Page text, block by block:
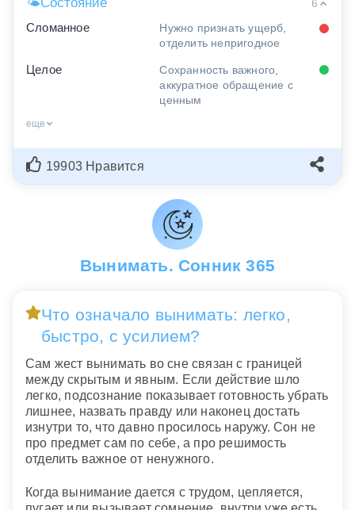
🌤Состояние
6
Сломанное
Нужно признать ущерб,
отделить непригодное
Целое
Сохранность важного,
аккуратное обращение с
ценным
еще
19903 Нравится
Вынимать. Сонник 365
Что означало вынимать: легко,
быстро, с усилием?
Сам жест вынимать во сне связан с границей
между скрытым и явным. Если действие шло
легко, подсознание показывает готовность убрать
лишнее, назвать правду или наконец достать
изнутри то, что давно просилось наружу. Сон не
про предмет сам по себе, а про решимость
отделить важное от ненужного.
Когда вынимание дается с трудом, цепляется,